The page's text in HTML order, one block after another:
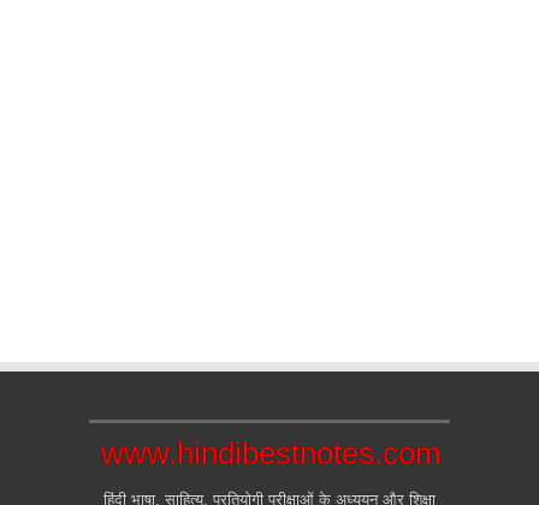
www.hindibestnotes.com
हिंदी भाषा, साहित्य, प्रतियोगी परीक्षाओं के अध्ययन और शिक्षा